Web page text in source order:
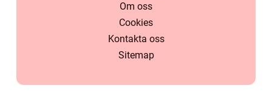
Om oss
Cookies
Kontakta oss
Sitemap